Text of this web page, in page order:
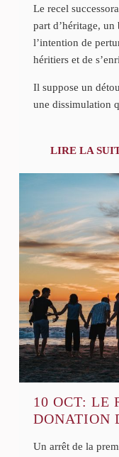
Le recel
part d’héritage,
l’intention de
héritiers et de
Il suppose un
une dissimulation
LIRE LA
10 OCT: LE
DONATION
Un arrêt de la